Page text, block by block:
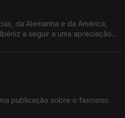
da Alemanha e da América,
a seguir a uma apreciação
publicação sobre o fascismo